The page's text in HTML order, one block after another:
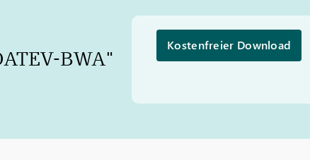
-BWA"
Kostenfreier Download